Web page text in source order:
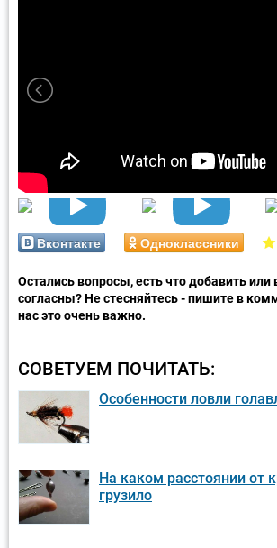
Вконтакте Одноклассники
Остались вопросы, есть что добавить
согласны? Не стесняйтесь - пишите в
нас это очень важно.
СОВЕТУЕМ ПОЧИТАТЬ:
Особенности ловли
На каком расстоянии от
грузило